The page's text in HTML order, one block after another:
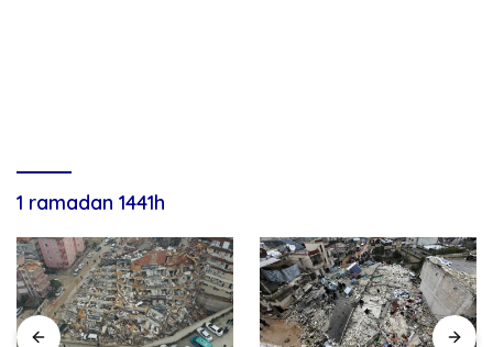
1 ramadan 1441h